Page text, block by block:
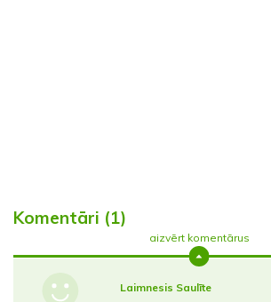
Komentāri (1)
aizvērt komentārus
Laimnesis Saulīte